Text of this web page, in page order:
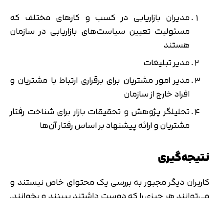
مدیران بازاریابی در کسب و کارهای مختلف که
مسئولیت تعیین سیاست‌های بازاریابی در سازمان
هستند
مدیر تبلیغات
مدیر امور مشتریان برای برقراری ارتباط با مشتریان و
افراد خارج از سازمان
تحلیلگر پژوهش و تحقیقات بازار برای شناخت رفتار
مشتریان و ارائه پیشنهاد بر اساس رفتار آن‌ها
نتیجه‌گیری
کاربران دیگر مجبور به بررسی یک محتوای خاص نیستند و